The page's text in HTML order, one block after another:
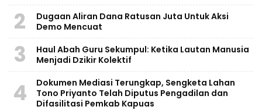
2
Dugaan Aliran Dana Ratusan Juta Untuk Aksi
Demo Mencuat
3
Haul Abah Guru Sekumpul: Ketika Lautan Manusia
Menjadi Dzikir Kolektif
4
​Dokumen Mediasi Terungkap, Sengketa Lahan
Tono Priyanto Telah Diputus Pengadilan dan
Difasilitasi Pemkab Kapuas